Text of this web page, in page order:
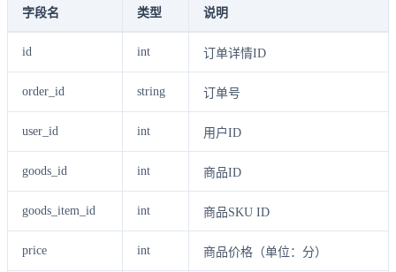
字段名 类型 说明
id int 订单详情ID
order_id string 订单号
user_id int 用户ID
goods_id int 商品ID
goods_item_id int 商品SKU ID
price int 商品价格（单位：分）